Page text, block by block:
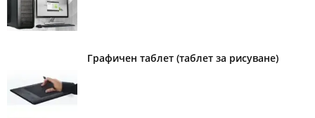
Графичен таблет (таблет за рисуване)